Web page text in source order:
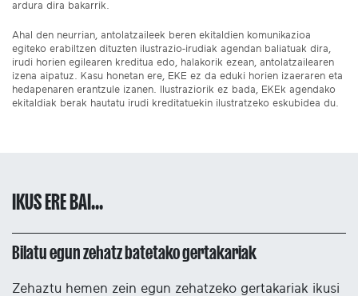
ardura dira bakarrik.
Ahal den neurrian, antolatzaileek beren ekitaldien komunikazioa
egiteko erabiltzen dituzten ilustrazio-irudiak agendan baliatuak dira,
irudi horien egilearen kreditua edo, halakorik ezean, antolatzailearen
izena aipatuz. Kasu honetan ere, EKE ez da eduki horien izaeraren eta
hedapenaren erantzule izanen. Ilustraziorik ez bada, EKEk agendako
ekitaldiak berak hautatu irudi kreditatuekin ilustratzeko eskubidea du.
IKUS ERE BAI...
Bilatu egun zehatz batetako gertakariak
Zehaztu hemen zein egun zehatzeko gertakariak ikusi